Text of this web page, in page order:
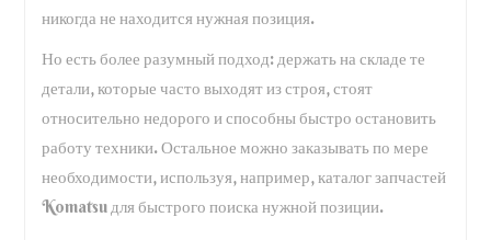
никогда не находится нужная позиция.
Но есть более разумный подход: держать на складе те
детали, которые часто выходят из строя, стоят
относительно недорого и способны быстро остановить
работу техники. Остальное можно заказывать по мере
необходимости, используя, например, каталог запчастей
Komatsu для быстрого поиска нужной позиции.